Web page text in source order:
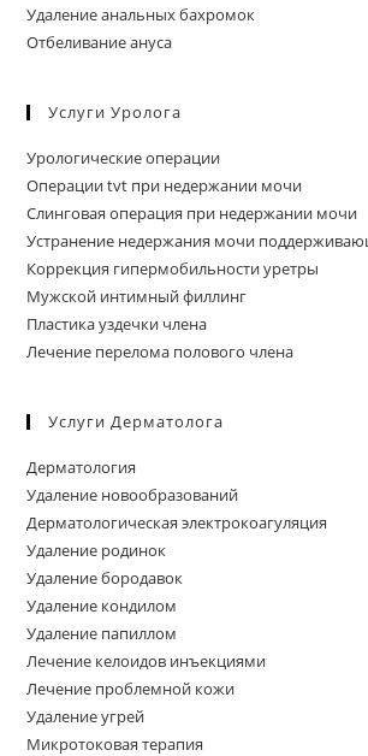
Удаление анальных бахромок
Отбеливание ануса
Услуги Уролога
Урологические операции
Операции tvt при недержании мочи
Слинговая операция при недержании мочи
Устранение недержания мочи
Коррекция гипермобильности уретры
Мужской интимный филлинг
Пластика уздечки члена
Лечение перелома полового члена
Услуги Дерматолога
Дерматология
Удаление новообразований
Дерматологическая электрокоагуляция
Удаление родинок
Удаление бородавок
Удаление кондилом
Удаление папиллом
Лечение келоидов инъекциями
Лечение проблемной кожи
Удаление угрей
Микротоковая терапия